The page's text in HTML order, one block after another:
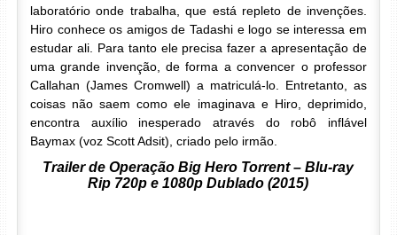
laboratório onde trabalha, que está repleto de invenções.
Hiro conhece os amigos de Tadashi e logo se interessa em
estudar ali. Para tanto ele precisa fazer a apresentação de
uma grande invenção, de forma a convencer o professor
Callahan (James Cromwell) a matriculá-lo. Entretanto, as
coisas não saem como ele imaginava e Hiro, deprimido,
encontra auxílio inesperado através do robô inflável
Baymax (voz Scott Adsit), criado pelo irmão.
Trailer de Operação Big Hero Torrent – Blu-ray
Rip 720p e 1080p Dublado (2015)